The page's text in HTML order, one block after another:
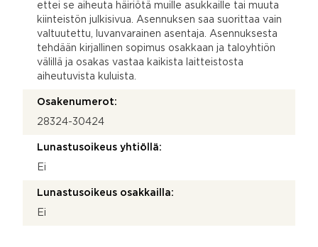
ettei se aiheuta häiriötä muille asukkaille tai muuta
kiinteistön julkisivua. Asennuksen saa suorittaa vain
valtuutettu, luvanvarainen asentaja. Asennuksesta
tehdään kirjallinen sopimus osakkaan ja taloyhtiön
välillä ja osakas vastaa kaikista laitteistosta
aiheutuvista kuluista.
Osakenumerot:
28324-30424
Lunastusoikeus yhtiöllä:
Ei
Lunastusoikeus osakkailla:
Ei